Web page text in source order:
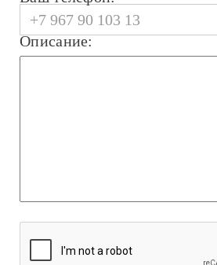
Описание: